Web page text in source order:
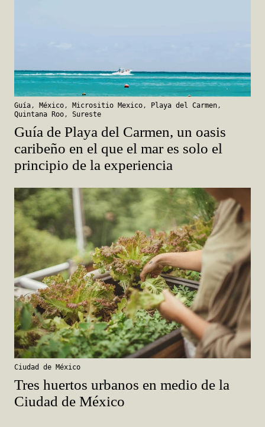
Guía,México,Micrositio Mexico,Playa del Carmen,
Quintana Roo
Guía de Playa del Carmen, un oasis
caribeño en el que el mar es solo el
principio de la experiencia
Ciudad de México
Tres huertos urbanos en medio de la